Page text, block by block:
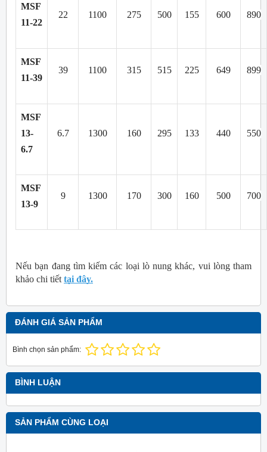
MSF
11-22
22 1100 275 500 155 600 890
MSF
11-39
39 1100 315 515 225 649 899
MSF
13-
6.7
6.7 1300 160 295 133 440 550
MSF
13-9
9 1300 170 300 160 500 700
Nếu bạn đang tìm kiếm các loại lò nung khác, vui lòng tham
khảo chi tiết tại đây.
ĐÁNH GIÁ SẢN PHẨM
Bình chọn sản phẩm:
BÌNH LUẬN
SẢN PHẨM CÙNG LOẠI